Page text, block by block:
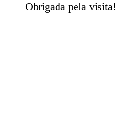
Obrigada pela visita!